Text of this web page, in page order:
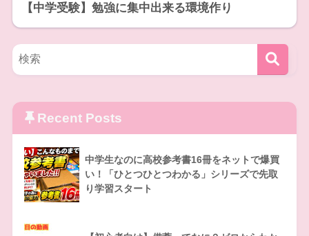
【中学受験】勉強に集中出来る環境作り
Recent Posts
中学生なのに高校参考書16冊をネットで爆買
い！「ひとつひとつわかる」シリーズで先取
り学習スタート